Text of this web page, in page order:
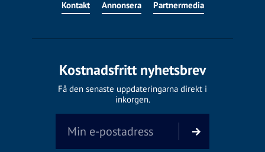
Kontakt Annonsera Partnermedia
Kostnadsfritt nyhetsbrev
Få den senaste uppdateringarna direkt i
inkorgen.